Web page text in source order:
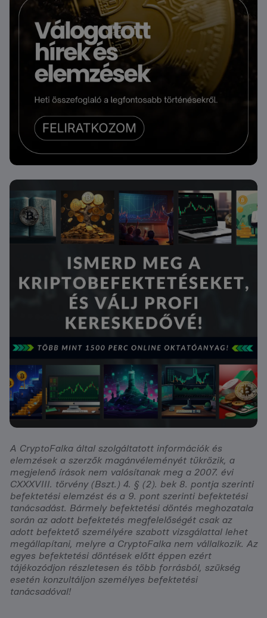
A CryptoFalka által szolgáltatott információk és
elemzések a szerzők magánvéleményét tükrözik, a
megjelenő írások nem valósítanak meg a 2007. évi
CXXXVIII. törvény (Bszt.) 4. § (2). bek 8. pontja szerinti
befektetési elemzést és a 9. pont szerinti befektetési
tanácsadást. Bármely befektetési döntés meghozatala
során az adott befektetés megfelelőségét csak az
adott befektető személyére szabott vizsgálattal lehet
megállapítani, melyre a CryptoFalka nem vállalkozik. Az
egyes befektetési döntések előtt éppen ezért
tájékozódjon részletesen és több forrásból, szükség
esetén konzultáljon személyes befektetési
tanácsadóval!